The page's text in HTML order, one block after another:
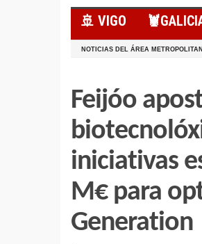
🚢 VIGO
NOTICIAS DEL ÁREA
Feijóo
iniciativas
M€ para
Generation